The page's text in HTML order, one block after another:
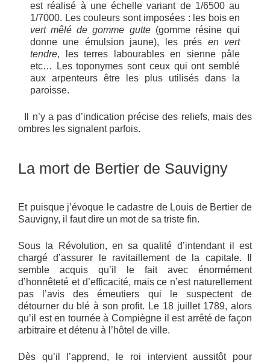
est réalisé à une échelle variant de 1/6500 au
1/7000. Les couleurs sont imposées : les bois en
vert mêlé de gomme gutte (gomme résine qui
donne une émulsion jaune), les prés en vert
tendre, les terres labourables en sienne pâle
etc… Les toponymes sont ceux qui ont semblé
aux arpenteurs être les plus utilisés dans la
paroisse.
Il n’y a pas d’indication précise des reliefs, mais des
ombres les signalent parfois.
La mort de Bertier de Sauvigny
Et puisque j’évoque le cadastre de Louis de Bertier de
Sauvigny, il faut dire un mot de sa triste fin.
Sous la Révolution, en sa qualité d’intendant il est
chargé d’assurer le ravitaillement de la capitale. Il
semble acquis qu’il le fait avec énormément
d’honnêteté et d’efficacité, mais ce n’est naturellement
pas l’avis des émeutiers qui le suspectent de
détourner du blé à son profit. Le 18 juillet 1789, alors
qu’il est en tournée à Compiègne il est arrêté de façon
arbitraire et détenu à l’hôtel de ville.
Dès qu’il l’apprend, le roi intervient aussitôt pour